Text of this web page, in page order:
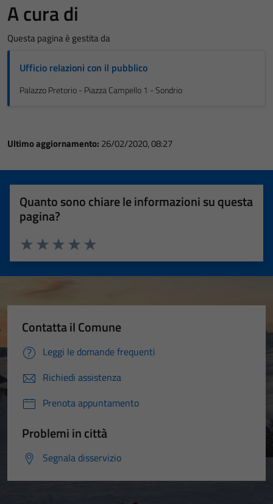
A cura di
Questa pagina è gestita da
Ufficio relazioni con il pubblico
Palazzo Pretorio - Piazza Campello 1 - Sondrio
Ultimo aggiornamento: 26/02/2020, 08:27
Quanto sono chiare le informazioni su questa
pagina?
Valuta 5 stelle su 5
Valuta 4 stelle su 5
Valuta 3 stelle su 5
Valuta 2 stelle su 5
Valuta 1 stelle su 5
Contatta il Comune
Leggi le domande frequenti
Richiedi assistenza
Prenota appuntamento
Problemi in città
Segnala disservizio